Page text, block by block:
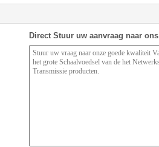
Direct Stuur uw aanvraag naar ons